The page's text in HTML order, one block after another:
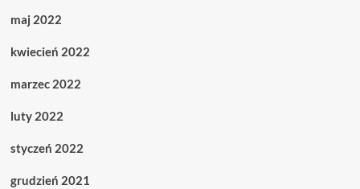
maj 2022
kwiecień 2022
marzec 2022
luty 2022
styczeń 2022
grudzień 2021